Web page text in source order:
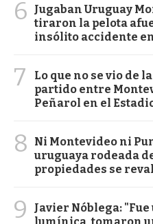
6
Jugaban Uruguay
tiraron la pelota
insólito accidente
7
Lo que no se vio de
partido entre
Peñarol en el
8
Ni Montevideo ni
uruguaya rodeada
propiedades se
9
Javier Nóblega: